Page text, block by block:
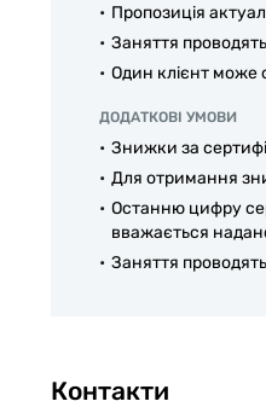
Пропозиція
Заняття
Один клієнт може
ДОДАТКОВІ УМОВИ
Знижки за
Для отримання
Останню цифру
вважається
Заняття
Контакти